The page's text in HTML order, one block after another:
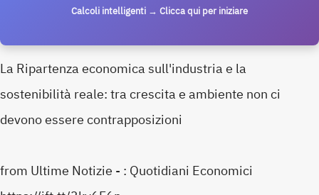
Calcoli intelligenti → Clicca qui per iniziare
La Ripartenza economica sull'industria e la
sostenibilità reale: tra crescita e ambiente non ci
devono essere contrapposizioni
from Ultime Notizie - : Quotidiani Economici